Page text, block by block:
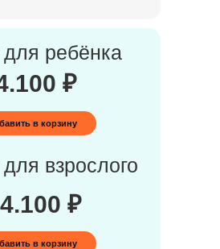
для ребёнка
₽
взрослого
4.100 ₽
в корзину
в корзину